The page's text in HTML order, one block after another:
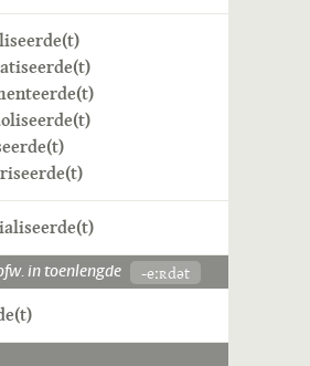
in toenlengde -eːʀdət